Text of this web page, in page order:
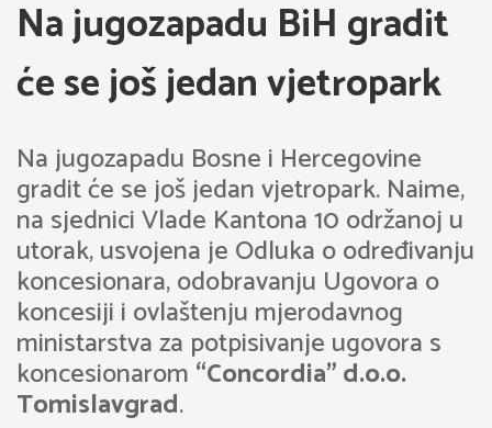
Na jugozapadu BiH gradit
će se još jedan vjetropark
Na jugozapadu Bosne i Hercegovine
gradit će se još jedan vjetropark. Naime,
na sjednici Vlade Kantona 10 održanoj u
utorak, usvojena je Odluka o određivanju
koncesionara, odobravanju Ugovora o
koncesiji i ovlaštenju mjerodavnog
ministarstva za potpisivanje ugovora s
koncesionarom “Concordia” d.o.o.
Tomislavgrad.